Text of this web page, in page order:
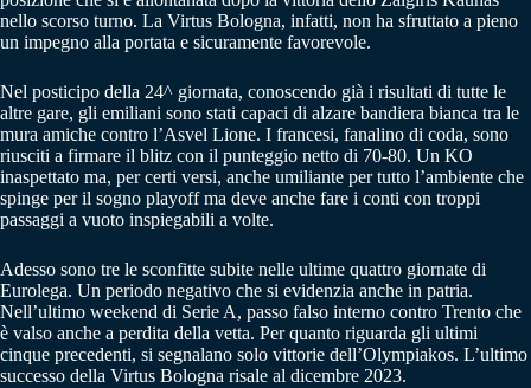
nello scorso turno. La Virtus Bologna, infatti, non ha sfruttato a pieno
un impegno alla portata e sicuramente favorevole.
Nel posticipo della 24^ giornata, conoscendo già i risultati di tutte le
altre gare, gli emiliani sono stati capaci di alzare bandiera bianca tra le
mura amiche contro l’Asvel Lione. I francesi, fanalino di coda, sono
riusciti a firmare il blitz con il punteggio netto di 70-80. Un KO
inaspettato ma, per certi versi, anche umiliante per tutto l’ambiente che
spinge per il sogno playoff ma deve anche fare i conti con troppi
passaggi a vuoto inspiegabili a volte.
Adesso sono tre le sconfitte subite nelle ultime quattro giornate di
Eurolega. Un periodo negativo che si evidenzia anche in patria.
Nell’ultimo weekend di Serie A, passo falso interno contro Trento che
è valso anche a perdita della vetta. Per quanto riguarda gli ultimi
cinque precedenti, si segnalano solo vittorie dell’Olympiakos. L’ultimo
successo della Virtus Bologna risale al dicembre 2023.